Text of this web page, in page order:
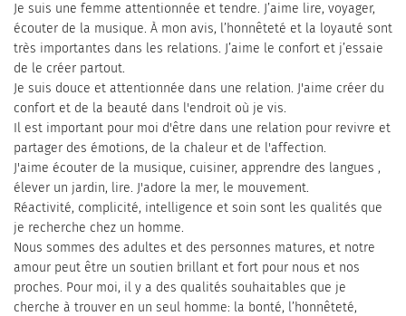
Je suis une femme attentionnée et tendre. J’aime lire, voyager,
écouter de la musique. À mon avis, l’honnêteté et la loyauté sont
très importantes dans les relations. J’aime le confort et j’essaie
de le créer partout.
Je suis douce et attentionnée dans une relation. J'aime créer du
confort et de la beauté dans l'endroit où je vis.
Il est important pour moi d'être dans une relation pour revivre et
partager des émotions, de la chaleur et de l'affection.
J'aime écouter de la musique, cuisiner, apprendre des langues ,
élever un jardin, lire. J'adore la mer, le mouvement.
Réactivité, complicité, intelligence et soin sont les qualités que
je recherche chez un homme.
Nous sommes des adultes et des personnes matures, et notre
amour peut être un soutien brillant et fort pour nous et nos
proches. Pour moi, il y a des qualités souhaitables que je
cherche à trouver en un seul homme: la bonté, l’honnêteté,